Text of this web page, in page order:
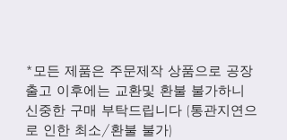
*모든 제품은 주문제작 상품으로 공장
출고 이후에는 교환및 환불 불가하니
신중한 구매 부탁드립니다 (통관지연으
로 인한 최소/환불 불가)